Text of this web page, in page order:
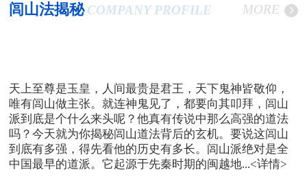
闾山法揭秘 COMPANY PROFILE MORE
天上至尊是玉皇，人间最贵是君王，天下鬼神皆敬仰，
唯有闾山做主张。就连神鬼见了，都要向其叩拜，闾山
派到底是个什么来头呢？他真有传说中那么高强的道法
吗？今天就为你揭秘闾山道法背后的玄机。要说这闾山
到底有多强，得先看他的历史有多长。闾山派绝对是全
中国最早的道派。它起源于先秦时期的闽越地...<详情>